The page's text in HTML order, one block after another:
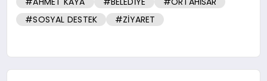
#SOSYAL DESTEK
#ZİYARET